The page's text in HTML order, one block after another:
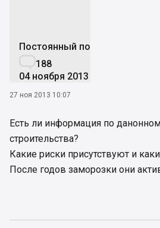
Постоянный пользователь
188
04 ноября 2013
27 ноя 2013 10:07
Есть ли информация по
строительства?
Какие риски присутствуют и
После годов заморозки они